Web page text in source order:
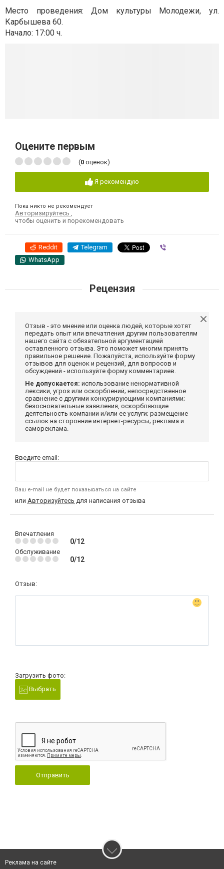
Место проведения: Дом культуры Молодежи, ул.
Карбышева 60.
Начало: 17:00 ч.
Оцените первым
(0 оценок)
Я рекомендую
Пока никто не рекомендует
Авторизируйтесь ,
чтобы оценить и порекомендовать
Reddit Telegram
WhatsApp
Рецензия
Отзыв - это мнение или оценка людей, которые хотят
передать опыт или впечатления другим пользователям
нашего сайта с обязательной аргументацией
оставленного отзыва. Это поможет многим принять
правильное решение. Пожалуйста, используйте форму
отзывов для оценок и рецензий, для вопросов и
обсуждений - используйте форму комментариев.
Не допускается: использование ненормативной
лексики, угроз или оскорблений; непосредственное
сравнение с другими конкурирующими компаниями;
безосновательные заявления, оскорбляющие
деятельность компании и/или ее услуги; размещение
ссылок на сторонние интернет-ресурсы; реклама и
самореклама.
Введите email:
Ваш e-mail не будет показываться на сайте
или Авторизуйтесь для написания отзыва
Впечатления
0/12
Обслуживание
0/12
Отзыв:
Загрузить фото:
Выбрать
Отправить
Реклама на сайте